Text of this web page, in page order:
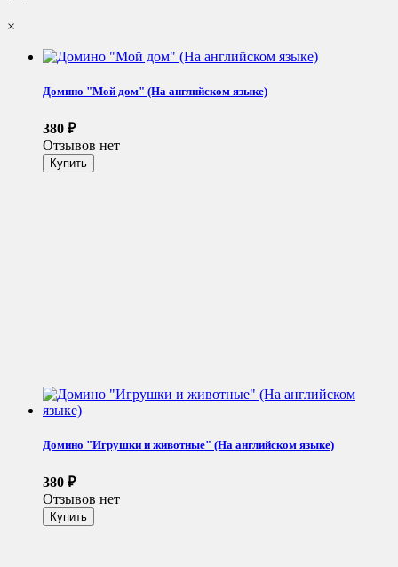
×
Домино "Мой дом" (На английском языке)
380 ₽
Отзывов нет
Домино "Игрушки и животные" (На английском языке)
380 ₽
Отзывов нет